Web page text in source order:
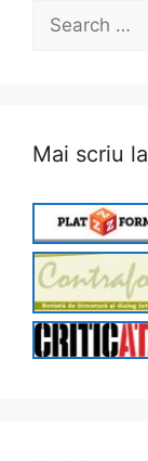
Search
for:
Mai scriu